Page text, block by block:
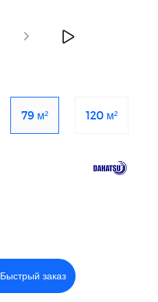
79 м² 120 м²
Быстрый заказ